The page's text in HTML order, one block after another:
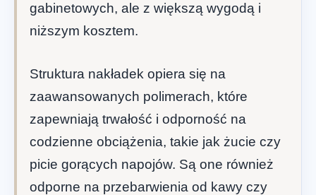
gabinetowych, ale z większą wygodą i
niższym kosztem.
Struktura nakładek opiera się na
zaawansowanych polimerach, które
zapewniają trwałość i odporność na
codzienne obciążenia, takie jak żucie czy
picie gorących napojów. Są one również
odporne na przebarwienia od kawy czy